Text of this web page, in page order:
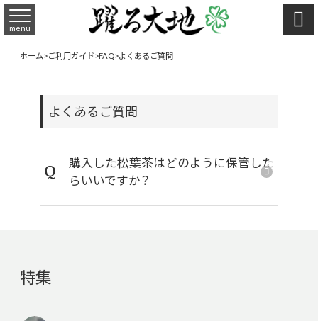
menu 
ホーム>ご利用ガイド>FAQ>よくあるご質問
よくあるご質問
Q
購入した松葉茶はどのように保管した
らいいですか？
特集